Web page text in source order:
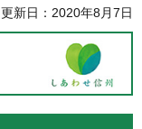
更新日：2020年8月7日